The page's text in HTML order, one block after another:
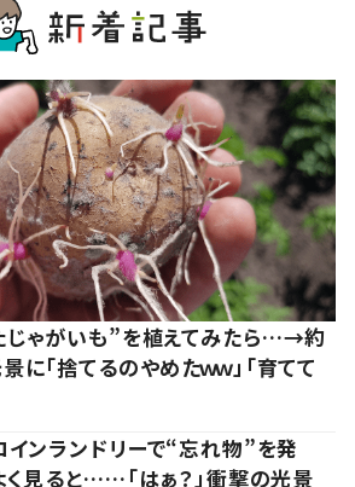
じゃがいも”を植えてみたら…→約
に「捨てるのやめたｗｗ」「育てて
インランドリーで“忘れ物”を発
く見ると……「はぁ？」衝撃の光景